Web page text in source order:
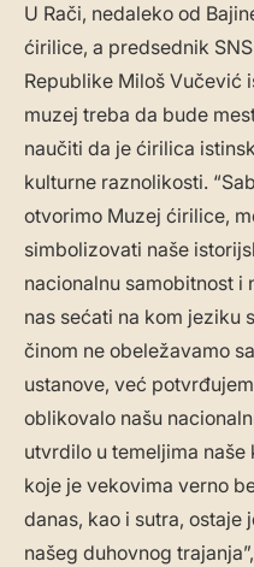
U Rači, nedaleko od
ćirilice, a predsednik
Republike Miloš Vučević
muzej treba da bude
naučiti da je ćirilica
kulturne raznolikosti.
otvorimo Muzej ćirilice,
simbolizovati naše
nacionalnu samobitnost i
nas sećati na kom jeziku
činom ne obeležavamo
ustanove, već
oblikovalo našu
utvrdilo u temeljima naše
koje je vekovima verno
danas, kao i sutra, ostaje
našeg duhovnog